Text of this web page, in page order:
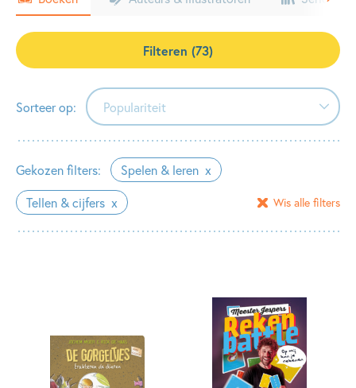
Filteren (73)
Sorteer op: Populariteit
Populariteit
Verschijningsdatum
Alfabetisch (A-Z)
Alfabetisch (Z-A)
Gekozen filters:
Spelen & leren
Tellen & cijfers
Wis alle filters